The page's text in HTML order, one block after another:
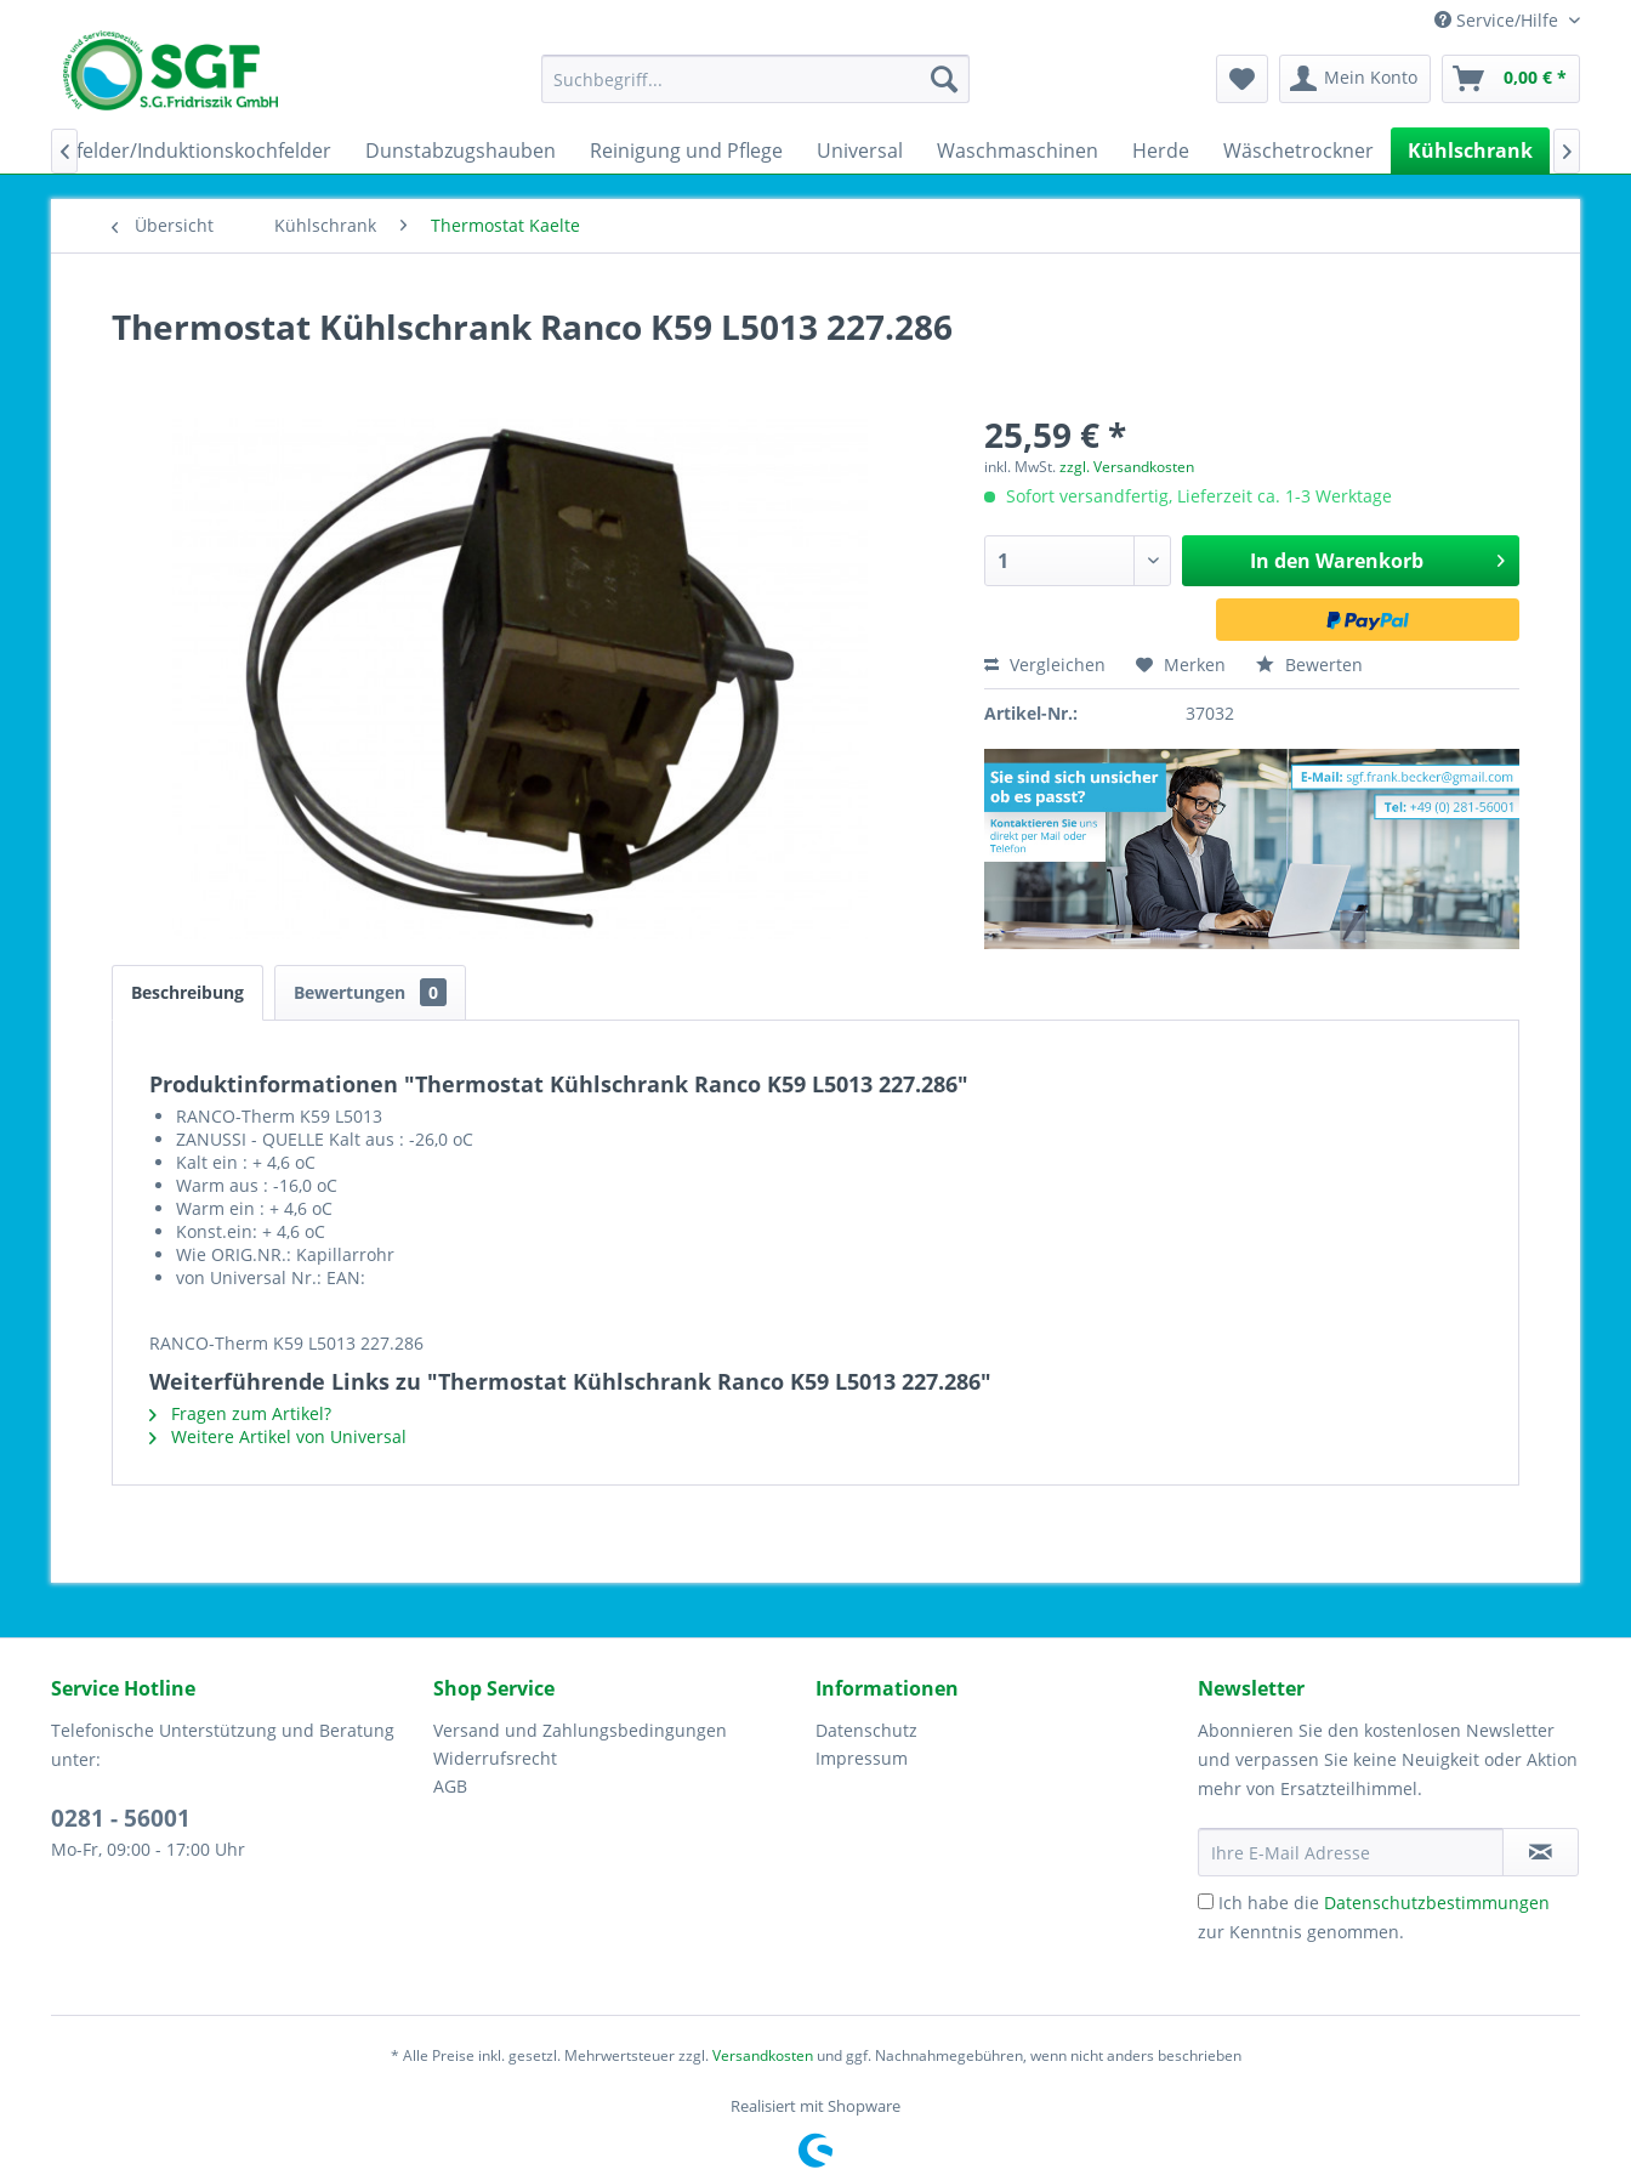
Service/Hilfe
Mein Konto 0,00 € *
Ceranfelder/Induktionskochfelder Dunstabzugshauben Reinigung und Pflege Universal Waschmaschinen Herde Wäschetrockner Kühlschrank
 
Übersicht Kühlschrank Thermostat Kaelte
Thermostat Kühlschrank Ranco K59 L5013 227.286
25,59 € *
inkl. MwSt.zzgl. Versandkosten
Sofort versandfertig, Lieferzeit ca. 1-3 Werktage
In den Warenkorb
Vergleichen Merken Bewerten
Artikel-Nr.: 37032
Beschreibung Bewertungen 0
Produktinformationen "Thermostat Kühlschrank Ranco K59 L5013 227.286"
RANCO-Therm K59 L5013
ZANUSSI - QUELLE Kalt aus : -26,0 oC
Kalt ein : + 4,6 oC
Warm aus : -16,0 oC
Warm ein : + 4,6 oC
Konst.ein: + 4,6 oC
Wie ORIG.NR.: Kapillarrohr
von Universal Nr.: EAN:
RANCO-Therm K59 L5013 227.286
Weiterführende Links zu "Thermostat Kühlschrank Ranco K59 L5013 227.286"
Fragen zum Artikel?
Weitere Artikel von Universal
Service Hotline
Telefonische Unterstützung und Beratung
unter:
0281 - 56001
Mo-Fr, 09:00 - 17:00 Uhr
Shop Service
Versand und Zahlungsbedingungen
Widerrufsrecht
AGB
Informationen
Datenschutz
Impressum
Newsletter
Abonnieren Sie den kostenlosen Newsletter
und verpassen Sie keine Neuigkeit oder Aktion
mehr von Ersatzteilhimmel.
Ich habe die Datenschutzbestimmungen
zur Kenntnis genommen.
* Alle Preise inkl. gesetzl. Mehrwertsteuer zzgl.Versandkostenund ggf. Nachnahmegebühren, wenn nicht anders beschrieben
Realisiert mit Shopware